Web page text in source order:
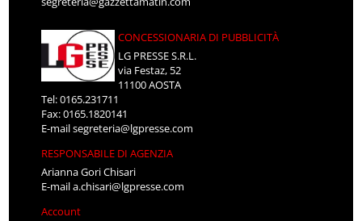
CONCESSIONARIA DI PUBBLICITÀ
LG PRESSE S.R.L.
via Festaz, 52
11100 AOSTA
Tel: 0165.231711
Fax: 0165.1820141
E-mailsegreteria@lgpresse.com
RESPONSABILE DI AGENZIA
Arianna Gori Chisari
E-maila.chisari@lgpresse.com
Account